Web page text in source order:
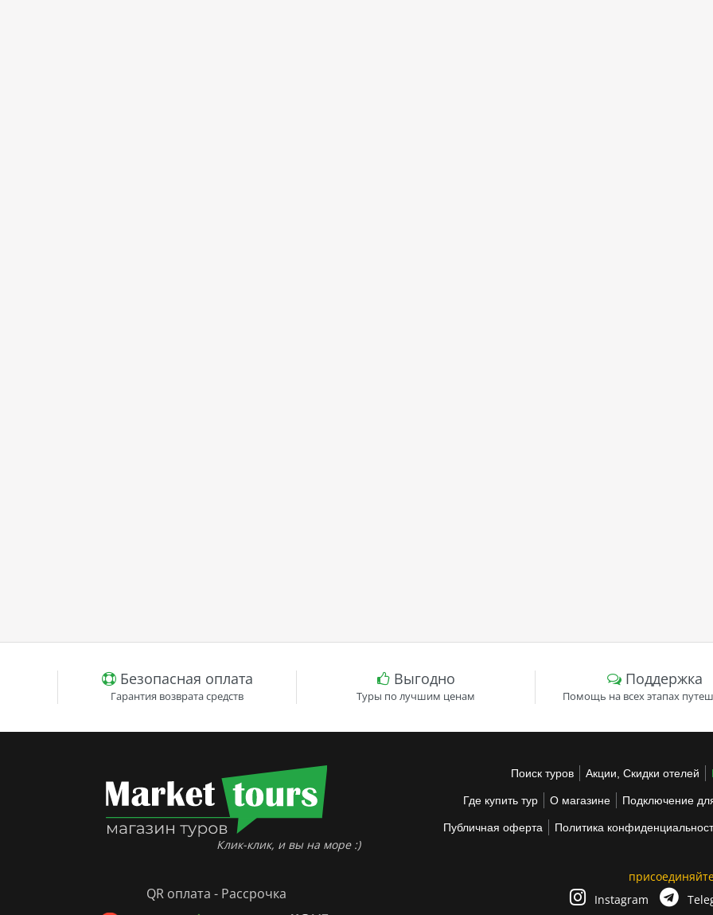
Безопасная оплата
Гарантия возврата средств
Выгодно
Туры по лучшим ценам
Поддержка
Помощь на всех этапах
Клик-клик, и вы на море :)
QR оплата - Рассрочка
Поиск туров Акции, Скидки отелей
Где купить тур О магазине Подключение
Публичная оферта Политика
Instagram